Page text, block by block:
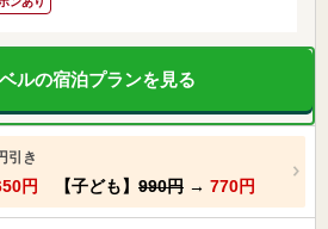
ルの宿泊プランを見る
引き
円 【子ども】 990円 → 770円